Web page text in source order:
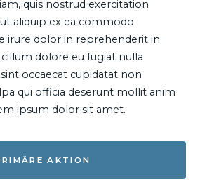
quis nostrud exercitation
aliquip ex ea commodo
irure dolor in reprehenderit in
cillum dolore eu fugiat nulla
occaecat cupidatat non
qui officia deserunt mollit anim
ipsum dolor sit amet.
AKTION